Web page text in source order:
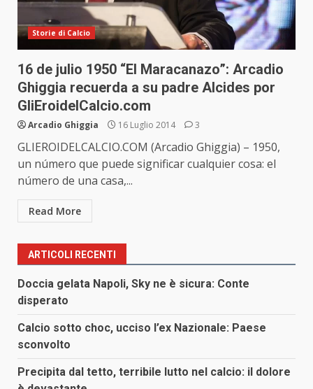
Storie di Calcio
16 de julio 1950 “El Maracanazo”: Arcadio
Ghiggia recuerda a su padre Alcides por
GliEroidelCalcio.com
Arcadio Ghiggia 16 Luglio 2014 3
GLIEROIDELCALCIO.COM (Arcadio Ghiggia) – 1950,
un número que puede significar cualquier cosa: el
número de una casa,...
Read More
ARTICOLI RECENTI
Doccia gelata Napoli, Sky ne è sicura: Conte
disperato
Calcio sotto choc, ucciso l’ex Nazionale: Paese
sconvolto
Precipita dal tetto, terribile lutto nel calcio: il dolore